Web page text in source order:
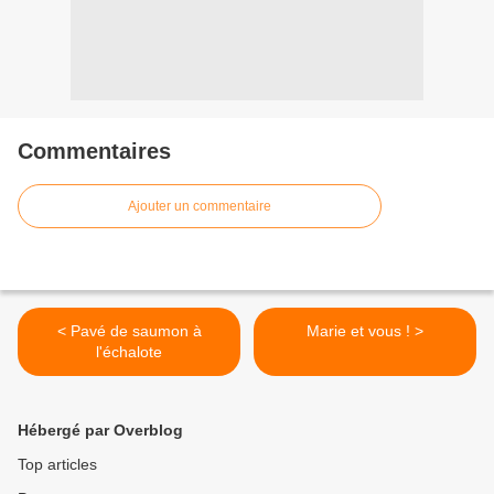
Commentaires
Ajouter un commentaire
< Pavé de saumon à
l'échalote
Marie et vous ! >
Hébergé par Overblog
Top articles